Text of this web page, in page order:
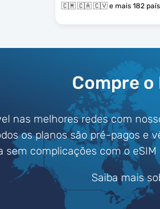
🇨🇲 🇨🇦 🇨🇻 e mais 182
Compre o
nas melhores redes com
os planos são pré-pagos e
sem complicações com o
Saiba mais